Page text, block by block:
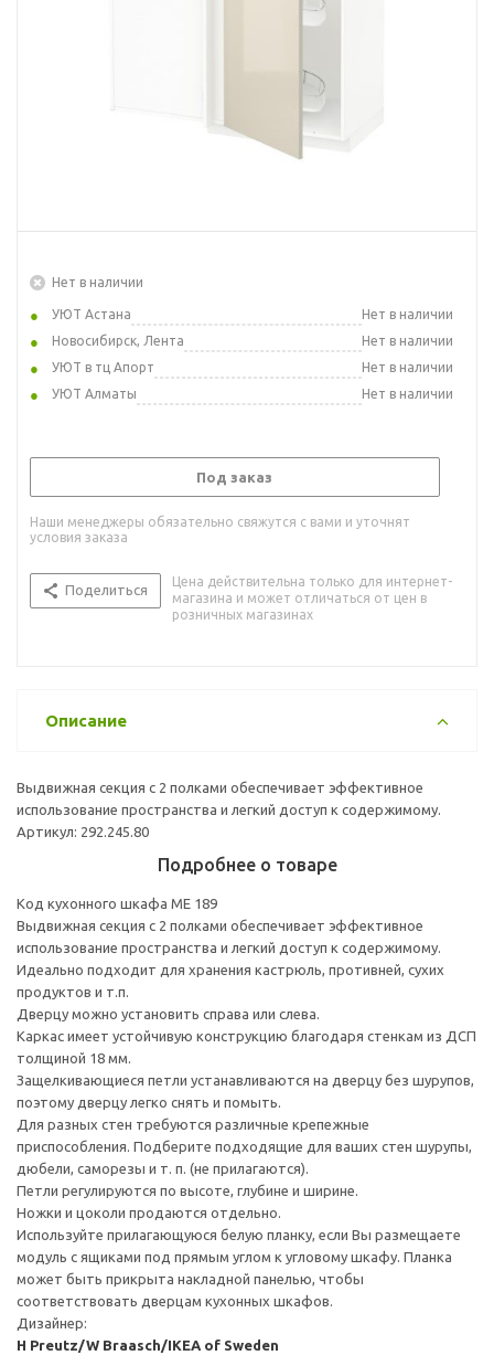
Нет в наличии
УЮТ Астана
Нет в наличии
Новосибирск, Лента
Нет в наличии
УЮТ в тц Апорт
Нет в наличии
УЮТ Алматы
Нет в наличии
Под заказ
Наши менеджеры обязательно свяжутся с вами и уточнят
условия заказа
Поделиться
Цена действительна только для интернет-
магазина и может отличаться от цен в
розничных магазинах
Описание
Выдвижная секция с 2 полками обеспечивает эффективное
использование пространства и легкий доступ к содержимому.
Артикул: 292.245.80
Подробнее о товаре
Код кухонного шкафа ME 189
Выдвижная секция с 2 полками обеспечивает эффективное
использование пространства и легкий доступ к содержимому.
Идеально подходит для хранения кастрюль, противней, сухих
продуктов и т.п.
Дверцу можно установить справа или слева.
Каркас имеет устойчивую конструкцию благодаря стенкам из ДСП
толщиной 18 мм.
Защелкивающиеся петли устанавливаются на дверцу без шурупов,
поэтому дверцу легко снять и помыть.
Для разных стен требуются различные крепежные
приспособления. Подберите подходящие для ваших стен шурупы,
дюбели, саморезы и т. п. (не прилагаются).
Петли регулируются по высоте, глубине и ширине.
Ножки и цоколи продаются отдельно.
Используйте прилагающуюся белую планку, если Вы размещаете
модуль с ящиками под прямым углом к угловому шкафу. Планка
может быть прикрыта накладной панелью, чтобы
соответствовать дверцам кухонных шкафов.
Дизайнер:
H Preutz/W Braasch/IKEA of Sweden